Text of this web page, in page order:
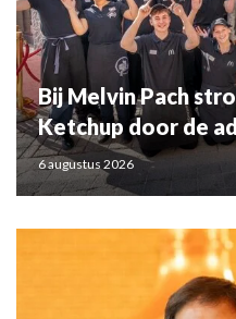
Bij Melvin Pach
Ketchup door de
6 augustus 2026